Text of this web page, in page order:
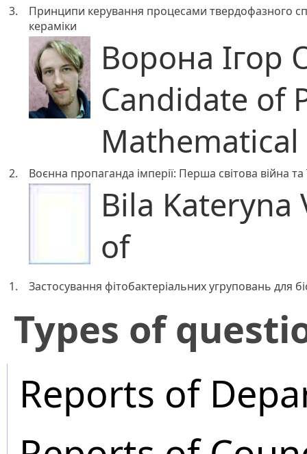
3.
Принципи керування процесами твердофазного
кераміки
Ворона Ігор
Candidate of
Mathematical
2. Воєнна пропаганда імперії: Перша світова війна та
Bila Kateryna
of
1. Застосування фітобактеріальних угруповань для
​Types of
Reports of